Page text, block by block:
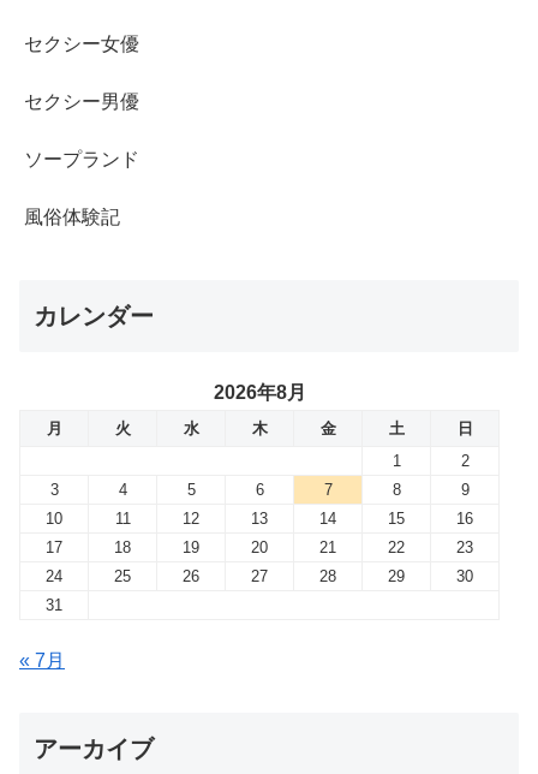
セクシー女優
セクシー男優
ソープランド
風俗体験記
カレンダー
2026年8月
月 火 水 木 金 土
日
1
2
3
4 5 6 7 8
9
10
11 12 13 14 15
16
17
18 19 20 21 22
23
24
25 26 27 28 29
30
31
« 7月
アーカイブ